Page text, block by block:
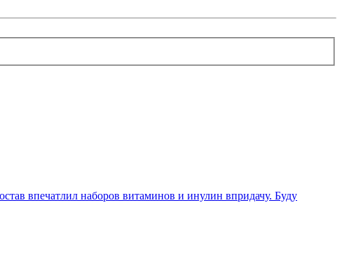
впечатлил наборов витаминов и инулин впридачу. Буду